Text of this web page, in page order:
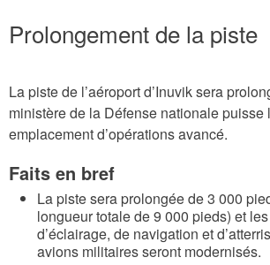
Prolongement de la piste
La piste de l’aéroport d’Inuvik sera
ministère de la Défense nationale puisse
emplacement d’opérations avancé.
Faits en bref
La piste sera prolongée de 3 000
longueur totale de 9 000 pieds) et
d’éclairage, de navigation et
avions militaires seront modernisés.